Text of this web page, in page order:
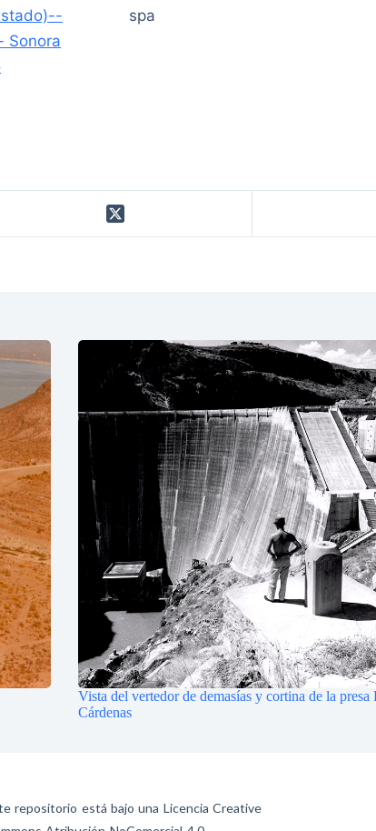
Sonora
spa
Vista del vertedor de demasías y cortina de la presa
Cárdenas
repositorio está bajo una Licencia Creative